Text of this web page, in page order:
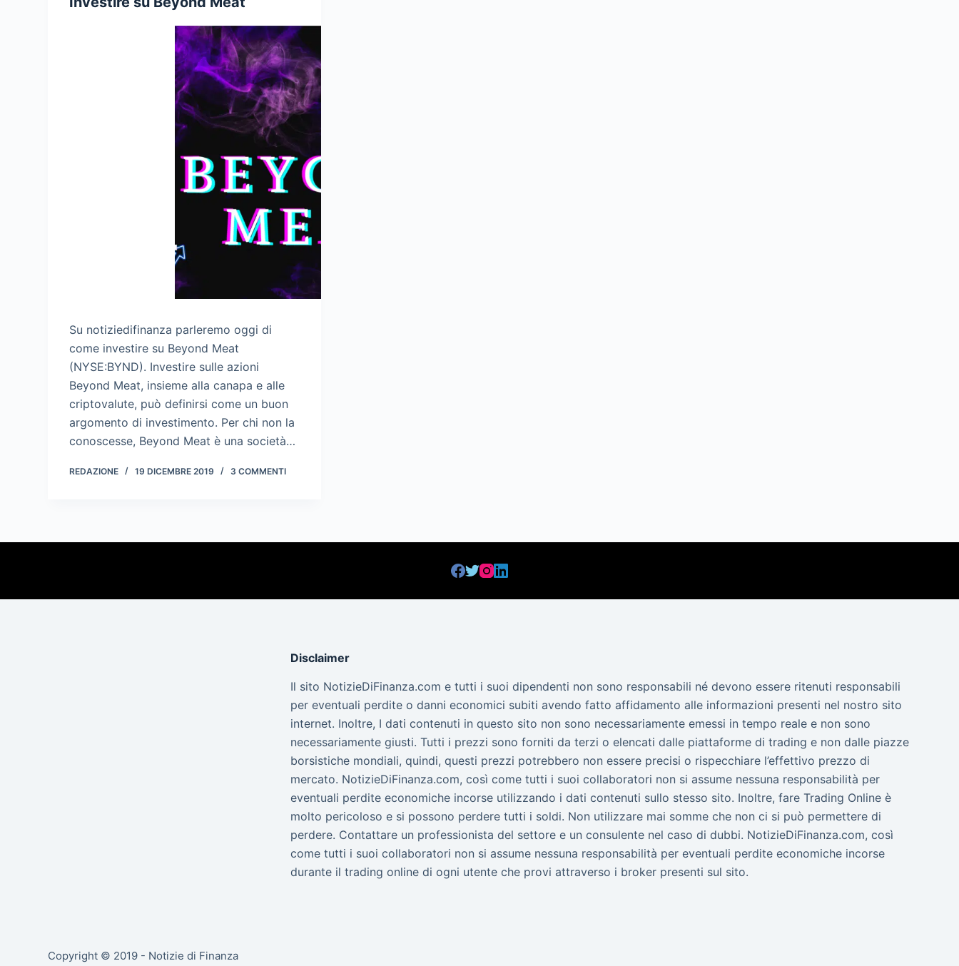
Su notiziedifinanza parleremo oggi di
come investire su Beyond Meat
(NYSE:BYND). Investire sulle azioni
Beyond Meat, insieme alla canapa e alle
criptovalute, può definirsi come un buon
argomento di investimento. Per chi non la
conoscesse, Beyond Meat è una società…
REDAZIONE 19 DICEMBRE 2019 3 COMMENTI
Disclaimer
Il sito NotizieDiFinanza.com e tutti i suoi dipendenti non sono responsabili né devono essere ritenuti responsabili
per eventuali perdite o danni economici subiti avendo fatto affidamento alle informazioni presenti nel nostro sito
internet. Inoltre, I dati contenuti in questo sito non sono necessariamente emessi in tempo reale e non sono
necessariamente giusti. Tutti i prezzi sono forniti da terzi o elencati dalle piattaforme di trading e non dalle piazze
borsistiche mondiali, quindi, questi prezzi potrebbero non essere precisi o rispecchiare l’effettivo prezzo di
mercato. NotizieDiFinanza.com, così come tutti i suoi collaboratori non si assume nessuna responsabilità per
eventuali perdite economiche incorse utilizzando i dati contenuti sullo stesso sito. Inoltre, fare Trading Online è
molto pericoloso e si possono perdere tutti i soldi. Non utilizzare mai somme che non ci si può permettere di
perdere. Contattare un professionista del settore e un consulente nel caso di dubbi. NotizieDiFinanza.com, così
come tutti i suoi collaboratori non si assume nessuna responsabilità per eventuali perdite economiche incorse
durante il trading online di ogni utente che provi attraverso i broker presenti sul sito.
Copyright © 2019 - Notizie di Finanza